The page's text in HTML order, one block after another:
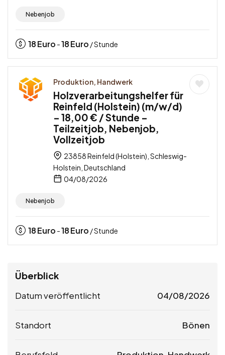
Nebenjob
18Euro -18Euro / Stunde
Produktion, Handwerk
Holzverarbeitungshelfer für
Reinfeld (Holstein) (m/w/d)
– 18,00 € / Stunde –
Teilzeitjob, Nebenjob,
Vollzeitjob
23858 Reinfeld (Holstein), Schleswig-
Holstein, Deutschland
04/08/2026
Nebenjob
18Euro -18Euro / Stunde
Überblick
Datum veröffentlicht 04/08/2026
Standort Bönen